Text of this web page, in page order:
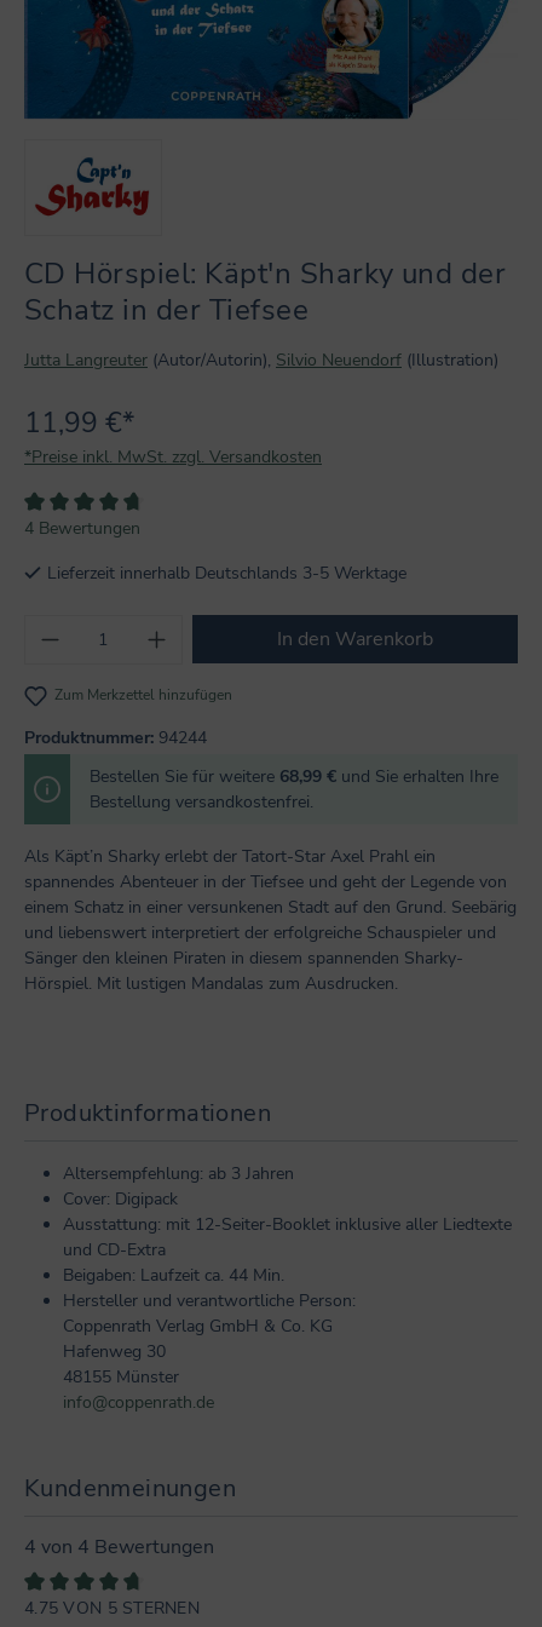
CD Hörspiel: Käpt'n Sharky und der
Schatz in der Tiefsee
Jutta Langreuter (Autor/Autorin), Silvio Neuendorf (Illustration)
11,99 €*
*Preise inkl. MwSt. zzgl. Versandkosten
Durchschnittliche Bewertung von 4.7 von 5 Sternen
4 Bewertungen
Lieferzeit innerhalb Deutschlands 3-5 Werktage
Produkt Anzahl: Gib den gewünschten
In den Warenkorb
Zum Merkzettel hinzufügen
Produktnummer: 94244
Bestellen Sie für weitere 68,99 € und Sie erhalten Ihre
Bestellung versandkostenfrei.
Als Käpt’n Sharky erlebt der Tatort-Star Axel Prahl ein
spannendes Abenteuer in der Tiefsee und geht der Legende von
einem Schatz in einer versunkenen Stadt auf den Grund. Seebärig
und liebenswert interpretiert der erfolgreiche Schauspieler und
Sänger den kleinen Piraten in diesem spannenden Sharky-
Hörspiel. Mit lustigen Mandalas zum Ausdrucken.
Produktinformationen
Altersempfehlung: ab 3 Jahren
Cover: Digipack
Ausstattung: mit 12-Seiter-Booklet inklusive aller Liedtexte
und CD-Extra
Beigaben: Laufzeit ca. 44 Min.
Hersteller und verantwortliche Person:
Coppenrath Verlag GmbH & Co. KG
Hafenweg 30
48155 Münster
info@coppenrath.de
Kundenmeinungen
4 von 4 Bewertungen
Durchschnittliche Bewertung von 4.7 von 5 Sternen
4.75 VON 5 STERNEN